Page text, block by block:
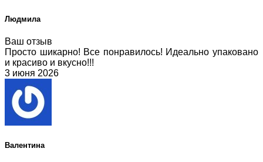
Людмила
Ваш отзыв
Просто шикарно! Все понравилось! Идеально упаковано
и красиво и вкусно!!!
3 июня 2026
Валентина